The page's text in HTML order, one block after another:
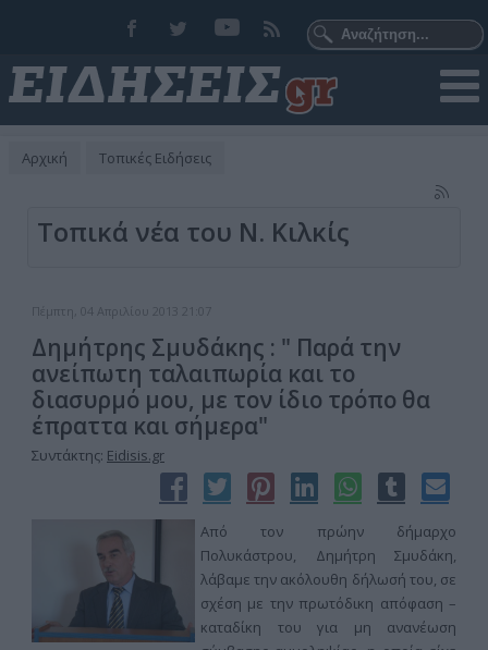
Αρχική Τοπικές Ειδήσεις
Τοπικά νέα του Ν. Κιλκίς
Πέμπτη, 04 Απριλίου 2013 21:07
Δημήτρης Σμυδάκης : " Παρά την
ανείπωτη ταλαιπωρία και το
διασυρμό μου, με τον ίδιο τρόπο θα
έπραττα και σήμερα"
Συντάκτης: Eidisis.gr
Από τον πρώην δήμαρχο
Πολυκάστρου, Δημήτρη Σμυδάκη,
λάβαμε την ακόλουθη δήλωσή του, σε
σχέση με την πρωτόδικη απόφαση –
καταδίκη του για μη ανανέωση